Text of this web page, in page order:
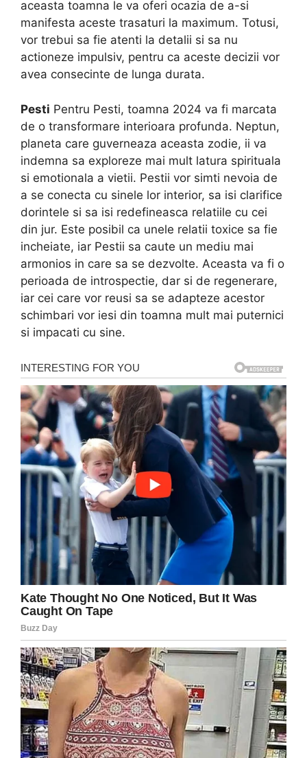
aceasta toamna le va oferi ocazia de a-si
manifesta aceste trasaturi la maximum. Totusi,
vor trebui sa fie atenti la detalii si sa nu
actioneze impulsiv, pentru ca aceste decizii vor
avea consecinte de lunga durata.
Pesti Pentru Pesti, toamna 2024 va fi marcata
de o transformare interioara profunda. Neptun,
planeta care guverneaza aceasta zodie, ii va
indemna sa exploreze mai mult latura spirituala
si emotionala a vietii. Pestii vor simti nevoia de
a se conecta cu sinele lor interior, sa isi clarifice
dorintele si sa isi redefineasca relatiile cu cei
din jur. Este posibil ca unele relatii toxice sa fie
incheiate, iar Pestii sa caute un mediu mai
armonios in care sa se dezvolte. Aceasta va fi o
perioada de introspectie, dar si de regenerare,
iar cei care vor reusi sa se adapteze acestor
schimbari vor iesi din toamna mult mai puternici
si impacati cu sine.